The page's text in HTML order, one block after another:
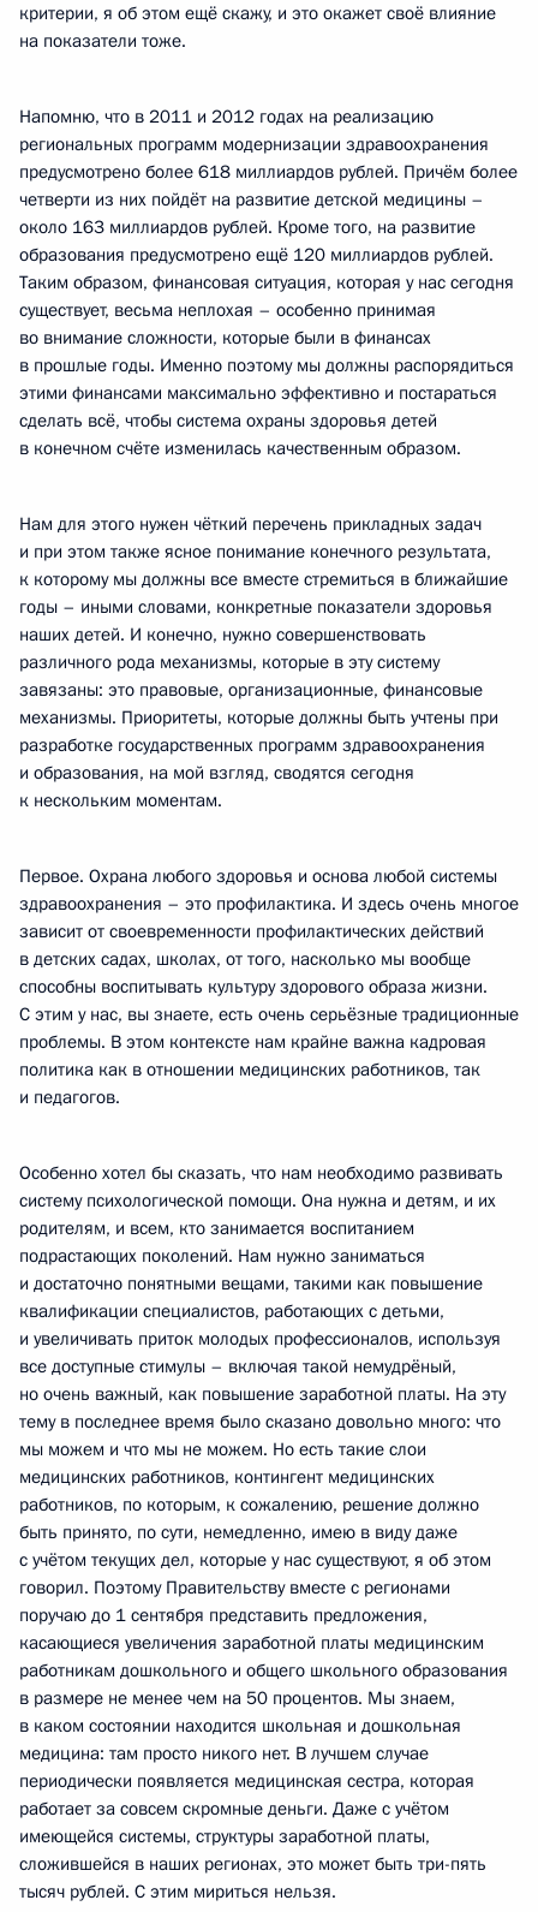
критерии, я об этом ещё скажу, и это окажет своё влияние
на показатели тоже.
Напомню, что в 2011 и 2012 годах на реализацию
региональных программ модернизации здравоохранения
предусмотрено более 618 миллиардов рублей. Причём более
четверти из них пойдёт на развитие детской медицины –
около 163 миллиардов рублей. Кроме того, на развитие
образования предусмотрено ещё 120 миллиардов рублей.
Таким образом, финансовая ситуация, которая у нас сегодня
существует, весьма неплохая – особенно принимая
во внимание сложности, которые были в финансах
в прошлые годы. Именно поэтому мы должны распорядиться
этими финансами максимально эффективно и постараться
сделать всё, чтобы система охраны здоровья детей
в конечном счёте изменилась качественным образом.
Нам для этого нужен чёткий перечень прикладных задач
и при этом также ясное понимание конечного результата,
к которому мы должны все вместе стремиться в ближайшие
годы – иными словами, конкретные показатели здоровья
наших детей. И конечно, нужно совершенствовать
различного рода механизмы, которые в эту систему
завязаны: это правовые, организационные, финансовые
механизмы. Приоритеты, которые должны быть учтены при
разработке государственных программ здравоохранения
и образования, на мой взгляд, сводятся сегодня
к нескольким моментам.
Первое. Охрана любого здоровья и основа любой системы
здравоохранения – это профилактика. И здесь очень многое
зависит от своевременности профилактических действий
в детских садах, школах, от того, насколько мы вообще
способны воспитывать культуру здорового образа жизни.
С этим у нас, вы знаете, есть очень серьёзные традиционные
проблемы. В этом контексте нам крайне важна кадровая
политика как в отношении медицинских работников, так
и педагогов.
Особенно хотел бы сказать, что нам необходимо развивать
систему психологической помощи. Она нужна и детям, и их
родителям, и всем, кто занимается воспитанием
подрастающих поколений. Нам нужно заниматься
и достаточно понятными вещами, такими как повышение
квалификации специалистов, работающих с детьми,
и увеличивать приток молодых профессионалов, используя
все доступные стимулы – включая такой немудрёный,
но очень важный, как повышение заработной платы. На эту
тему в последнее время было сказано довольно много: что
мы можем и что мы не можем. Но есть такие слои
медицинских работников, контингент медицинских
работников, по которым, к сожалению, решение должно
быть принято, по сути, немедленно, имею в виду даже
с учётом текущих дел, которые у нас существуют, я об этом
говорил. Поэтому Правительству вместе с регионами
поручаю до 1 сентября представить предложения,
касающиеся увеличения заработной платы медицинским
работникам дошкольного и общего школьного образования
в размере не менее чем на 50 процентов. Мы знаем,
в каком состоянии находится школьная и дошкольная
медицина: там просто никого нет. В лучшем случае
периодически появляется медицинская сестра, которая
работает за совсем скромные деньги. Даже с учётом
имеющейся системы, структуры заработной платы,
сложившейся в наших регионах, это может быть три-пять
тысяч рублей. С этим мириться нельзя.